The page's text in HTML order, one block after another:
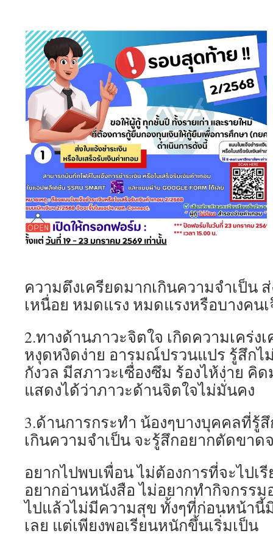
ความตึงเครียดมากเกินความจำเป็น
เหนื่อย หมดแรง หมดแรงหรือบางคน
2.ทางด้านภาวะจิตใจ เกิดความเคร่ง
หงุดหงิดง่าย อารมณ์ปรวนแปร รู้สึกไ
กังวล มีสภาวะเซื่องซึม ร้องไห้ง่าย คิ
แสดงได้ว่าภาวะด้านจิตใจไม่มั่นคง
3.ด้านการกระทำ น้องๆบางบุคคลที่รู้
เกินความจำเป็น จะรู้สึกอยากตัดขาด
อยากไปพบเพื่อน ไม่ต้องการที่จะไปเ
อยากอ่านหนังสือ ไม่อยากทำกิจกรรม
ไปแล้วไม่มีความสุข ทั้งๆที่ก่อนหน้านี้
เลย แต่เพียงพอเรียนหนักขึ้นเริ่มเป็น